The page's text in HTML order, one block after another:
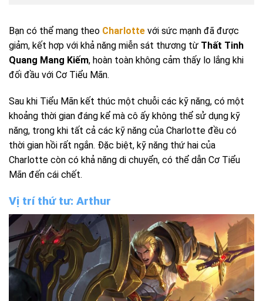
Bạn có thể mang theo Charlotte với sức mạnh đã được
giảm, kết hợp với khả năng miễn sát thương từ Thất Tinh
Quang Mang Kiếm, hoàn toàn không cảm thấy lo lắng khi
đối đầu với Cơ Tiểu Mãn.
Sau khi Tiểu Mãn kết thúc một chuỗi các kỹ năng, có một
khoảng thời gian đáng kể mà cô ấy không thể sử dụng kỹ
năng, trong khi tất cả các kỹ năng của Charlotte đều có
thời gian hồi rất ngắn. Đặc biệt, kỹ năng thứ hai của
Charlotte còn có khả năng di chuyển, có thể dẫn Cơ Tiểu
Mãn đến cái chết.
Vị trí thứ tư: Arthur